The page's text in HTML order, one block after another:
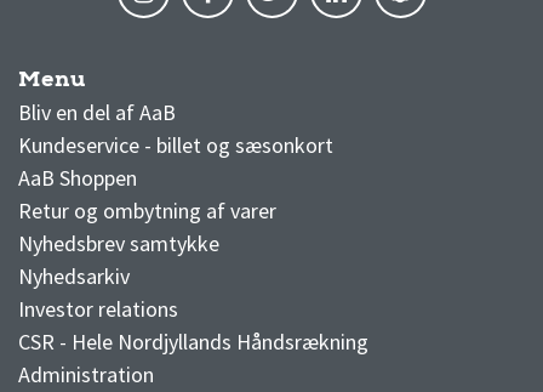
Menu
Bliv en del af AaB
Kundeservice - billet og sæsonkort
AaB Shoppen
Retur og ombytning af varer
Nyhedsbrev samtykke
Nyhedsarkiv
Investor relations
CSR - Hele Nordjyllands Håndsrækning
Administration